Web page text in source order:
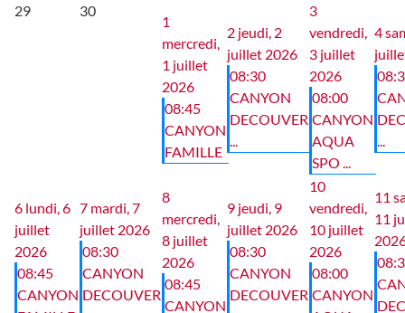
29
30
1
mercredi,
1 juillet
2026
08:45
CANYON
FAMILLE
2 jeudi, 2
juillet 2026
08:30
CANYON
DECOUVER
...
3
vendredi,
3 juillet
2026
08:00
CANYON
AQUA
SPO ...
4
...
6 lundi, 6
juillet
2026
08:45
CANYON
7 mardi, 7
juillet 2026
08:30
CANYON
DECOUVER
8
mercredi,
8 juillet
2026
08:45
CANYON
9 jeudi, 9
juillet 2026
08:30
CANYON
DECOUVER
10
vendredi,
10 juillet
2026
08:00
CANYON
11
11